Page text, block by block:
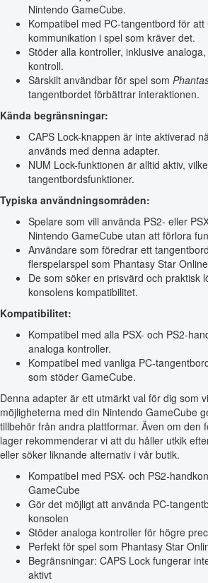
Nintendo GameCube.
Kompatibel med PC-tangentbord för
kommunikation i spel som kräver det.
Stöder alla kontroller, inklusive
kontroll.
Särskilt användbar för spel som
tangentbordet förbättrar interaktionen.
Kända begränsningar:
CAPS Lock-knappen är inte aktiverad
används med denna adapter.
NUM Lock-funktionen är alltid aktiv,
tangentbordsfunktioner.
Typiska användningsområden:
Spelare som vill använda PS2- eller
Nintendo GameCube utan att förlora
Användare som föredrar ett
flerspelarspel som Phantasy Star
De som söker en prisvärd och praktisk
konsolens kompatibilitet.
Kompatibilitet:
Kompatibel med alla PSX- och PS2-
analoga kontroller.
Kompatibel med vanliga PC-
som stöder GameCube.
Denna adapter är ett utmärkt val för dig som
möjligheterna med din Nintendo GameCube
tillbehör från andra plattformar. Även om den
lager rekommenderar vi att du håller utkik
eller söker liknande alternativ i vår butik.
Kompatibel med PSX- och PS2-
GameCube
Gör det möjligt att använda PC-
konsolen
Stöder analoga kontroller för högre
Perfekt för spel som Phantasy Star
Begränsningar: CAPS Lock fungerar
aktivt